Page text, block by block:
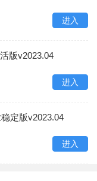
进入
版v2023.04
进入
定版v2023.04
进入